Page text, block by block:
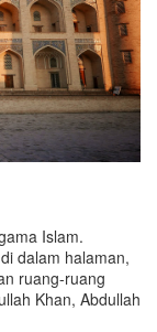
Islam.
di dalam halaman,
ruang-ruang
Khan, Abdullah